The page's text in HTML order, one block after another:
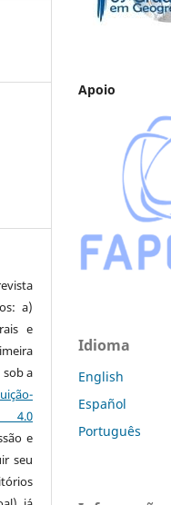
a)
e
a
4.0
e
seu
Apoio
Idioma
English
Español
Português